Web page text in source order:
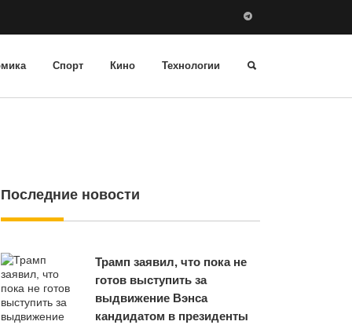
Спорт Кино Технологии
Последние новости
Трамп заявил, что пока не
готов выступить за
выдвижение Вэнса
кандидатом в президенты